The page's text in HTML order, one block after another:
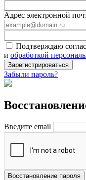
Адрес электронной
Подтверждаю
и обработкой
Зарегистрироваться
Забыли пароль?
Введите email
Восстановление пароля